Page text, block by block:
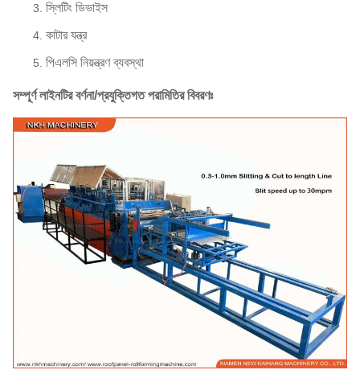
স্লিটিং ডিভাইস
কাটার যন্ত্র
পিএলসি নিয়ন্ত্রণ ব্যবস্থা
সম্পূর্ণ লাইনটির বর্ণনা/প্রযুক্তিগত পরামিতির বিবরণঃ